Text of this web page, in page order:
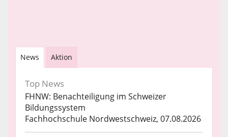
News Aktion
Top News
FHNW: Benachteiligung im Schweizer
Bildungssystem
Fachhochschule Nordwestschweiz, 07.08.2026